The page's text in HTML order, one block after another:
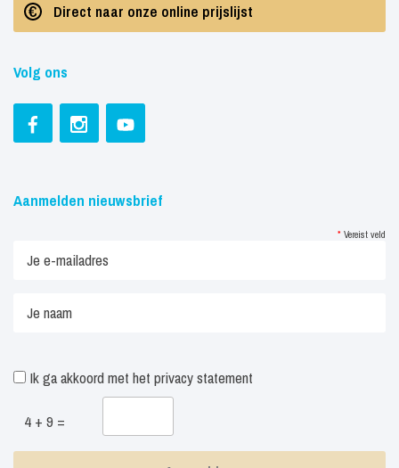
Direct naar onze online prijslijst
Volg ons
Aanmelden nieuwsbrief
* Vereist veld
Ik ga akkoord met het privacy statement
4 + 9 =